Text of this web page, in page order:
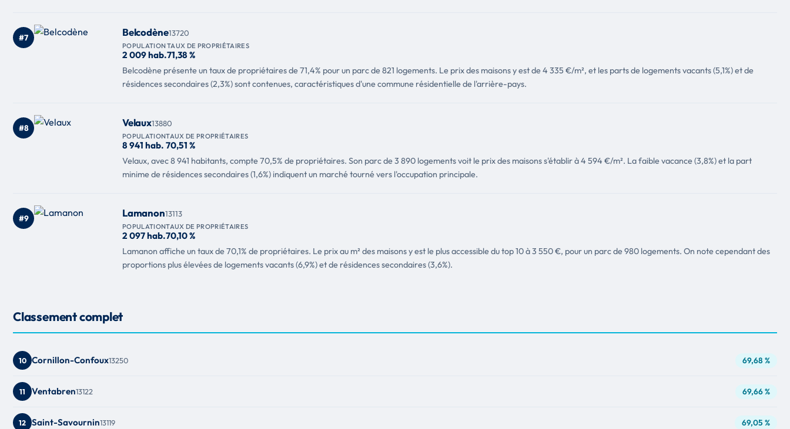
#7 Belcodène13720
POPULATION
2 009 hab.
TAUX DE PROPRIÉTAIRES
71,38 %
Belcodène présente un taux de propriétaires de 71,4% pour un parc de 821 logements. Le prix des maisons y est de 4 335 €/m², et les parts de logements vacants (5,1%) et de
résidences secondaires (2,3%) sont contenues, caractéristiques d'une commune résidentielle de l'arrière-pays.
#8 Velaux13880
POPULATION
8 941 hab.
TAUX DE PROPRIÉTAIRES
70,51 %
Velaux, avec 8 941 habitants, compte 70,5% de propriétaires. Son parc de 3 890 logements voit le prix des maisons s'établir à 4 594 €/m². La faible vacance (3,8%) et la part
minime de résidences secondaires (1,6%) indiquent un marché tourné vers l'occupation principale.
#9 Lamanon13113
POPULATION
2 097 hab.
TAUX DE PROPRIÉTAIRES
70,10 %
Lamanon affiche un taux de 70,1% de propriétaires. Le prix au m² des maisons y est le plus accessible du top 10 à 3 550 €, pour un parc de 980 logements. On note cependant des
proportions plus élevées de logements vacants (6,9%) et de résidences secondaires (3,6%).
Classement complet
10 Cornillon-Confoux13250 69,68 %
11 Ventabren13122 69,66 %
12 Saint-Savournin13119 69,05 %